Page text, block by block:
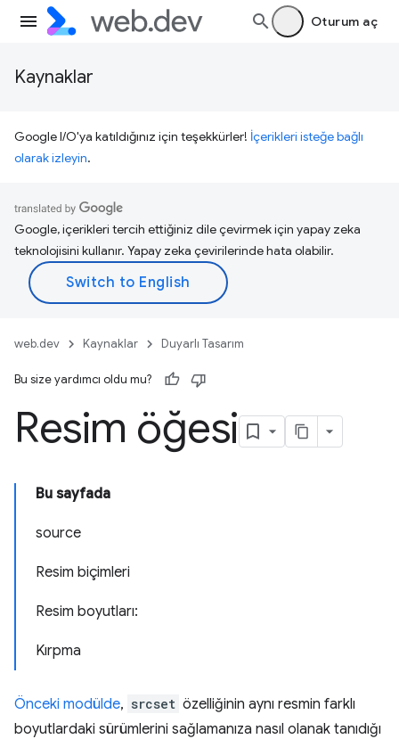
Oturum aç
Kaynaklar
Google I/O'ya katıldığınız için teşekkürler! İçerikleri isteğe bağlı
olarak izleyin.
Google, içerikleri tercih ettiğiniz dile çevirmek için yapay zeka
teknolojisini kullanır. Yapay zeka çevirilerinde hata olabilir.
web.dev Kaynaklar Duyarlı Tasarım
Bu size yardımcı oldu mu?
Resim öğesi
Bu sayfada
source
Resim biçimleri
Resim boyutları:
Kırpma
Önceki modülde, srcset özelliğinin aynı resmin farklı
boyutlardaki sürümlerini sağlamanıza nasıl olanak tanıdığı